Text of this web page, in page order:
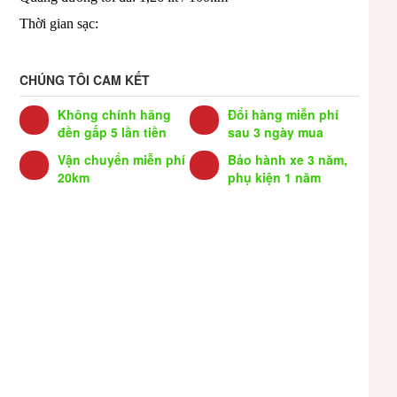
Thời gian sạc:
CHÚNG TÔI CAM KẾT
Không chính hãng
đền gấp 5 lần tiền
Đổi hàng miễn phí
sau 3 ngày mua
Vận chuyển miễn phí
20km
Bảo hành xe 3 năm,
phụ kiện 1 năm